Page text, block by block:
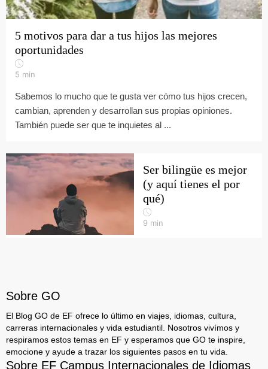
5 motivos para dar a tus hijos las mejores
oportunidades
5 min
Sabemos lo mucho que te gusta ver cómo tus hijos crecen,
cambian, aprenden y desarrollan sus propias opiniones.
También puede ser que te inquietes al ...
Ser bilingüe es mejor
(y aquí tienes el por
qué)
9 min
Sobre GO
El Blog GO de EF ofrece lo último en viajes, idiomas, cultura,
carreras internacionales y vida estudiantil. Nosotros vivímos y
respiramos estos temas en EF y esperamos que GO te inspire,
emocione y ayude a trazar los siguientes pasos en tu vida.
Sobre EF Campus Internacionales de Idiomas